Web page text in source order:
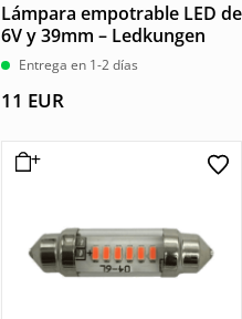
Lámpara empotrable LED de
6V y 39mm – Ledkungen
Entrega en 1-2 días
11 EUR